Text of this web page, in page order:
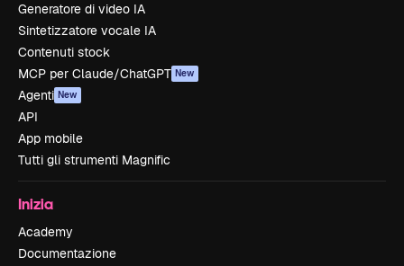
Generatore di video IA
Sintetizzatore vocale IA
Contenuti stock
MCP per Claude/ChatGPT New
Agenti New
API
App mobile
Tutti gli strumenti Magnific
Inizia
Academy
Documentazione